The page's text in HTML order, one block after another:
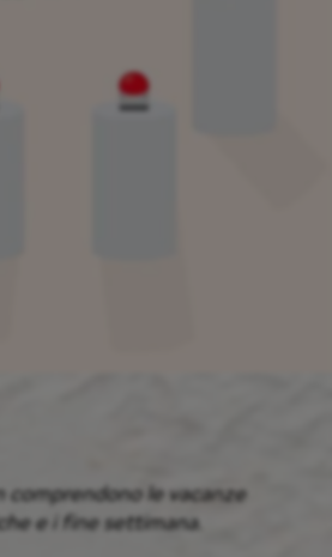
comprendono le vacanze
e i fine settimana.